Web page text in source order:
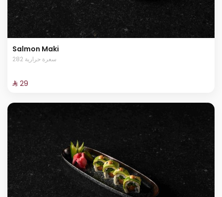
Salmon Maki
282 سعرة حرارية
⁨⁦‪‬ 29⁩